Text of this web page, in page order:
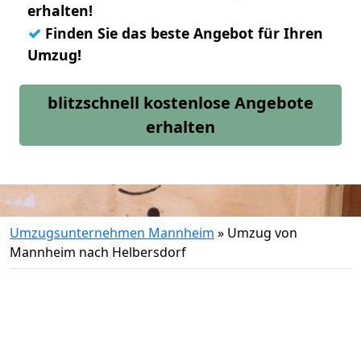
erhalten!
✓ Finden Sie das beste Angebot für Ihren
Umzug!
blitzschnell kostenlose Angebote
erhalten
Umzugsunternehmen Mannheim » Umzug von
Mannheim nach Helbersdorf